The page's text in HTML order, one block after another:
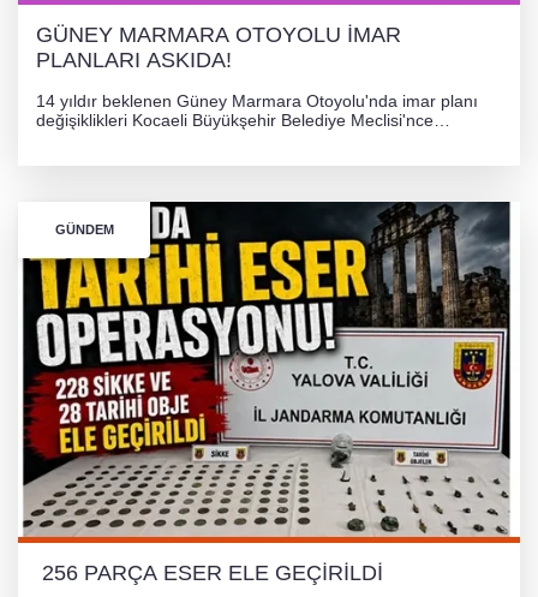
GÜNEY MARMARA OTOYOLU İMAR
PLANLARI ASKIDA!
14 yıldır beklenen Güney Marmara Otoyolu'nda imar planı
değişiklikleri Kocaeli Büyükşehir Belediye Meclisi'nce
GÜNDEM
256 PARÇA ESER ELE GEÇİRİLDİ